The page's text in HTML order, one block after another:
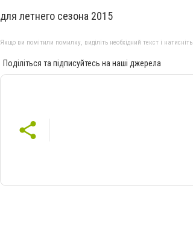
для летнего сезона 2015
Якщо ви помітили помилку, виділіть необхідний текст і
Поділіться та підписуйтесь на наші джерела